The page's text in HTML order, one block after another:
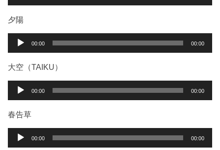
ープ
レ
ー
夕陽
プ
レ
ー
00:00 00:00
大空（TAIKU）
プ
レ
00:00 00:00
春告草
00:00 00:00